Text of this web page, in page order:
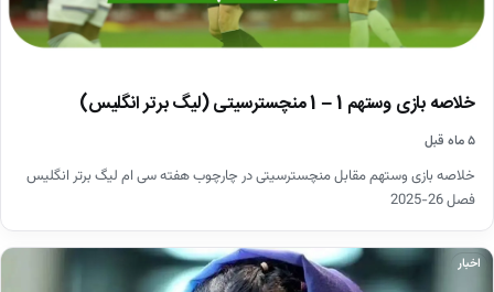
خلاصه بازی وستهم 1 – 1 منچسترسیتی (لیگ برتر انگلیس)
۵ ماه قبل
خلاصه بازی وستهم مقابل منچسترسیتی در چارچوب هفته سی ام لیگ برتر انگلیس
فصل 26-2025
اخبار